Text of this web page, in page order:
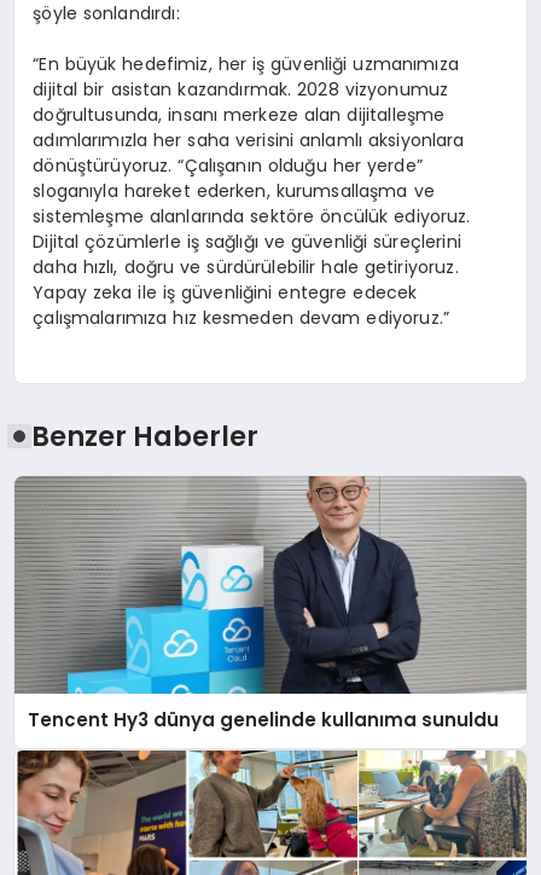
şöyle sonlandırdı:
“En büyük hedefimiz, her iş güvenliği uzmanımıza
dijital bir asistan kazandırmak. 2028 vizyonumuz
doğrultusunda, insanı merkeze alan dijitalleşme
adımlarımızla her saha verisini anlamlı aksiyonlara
dönüştürüyoruz. “Çalışanın olduğu her yerde”
sloganıyla hareket ederken, kurumsallaşma ve
sistemleşme alanlarında sektöre öncülük ediyoruz.
Dijital çözümlerle iş sağlığı ve güvenliği süreçlerini
daha hızlı, doğru ve sürdürülebilir hale getiriyoruz.
Yapay zeka ile iş güvenliğini entegre edecek
çalışmalarımıza hız kesmeden devam ediyoruz.”
Benzer Haberler
Tencent Hy3 dünya genelinde kullanıma sunuldu